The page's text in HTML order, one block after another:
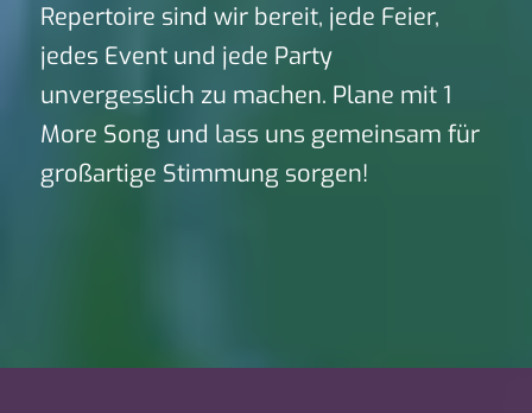
Repertoire sind wir bereit, jede Feier,
jedes Event und jede Party
unvergesslich zu machen. Plane mit 1
More Song und lass uns gemeinsam für
großartige Stimmung sorgen!